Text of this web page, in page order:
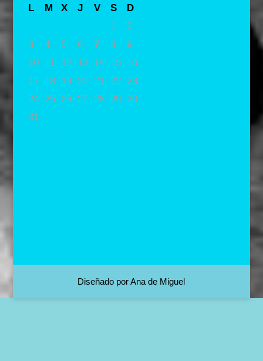
L M X J V S
D
1
2
3
4 5 6 7 8
9
10
11 12 13 14 15
16
17
18 19 20 21 22
23
24
25 26 27 28 29 30
31
Diseñado por Ana de Miguel